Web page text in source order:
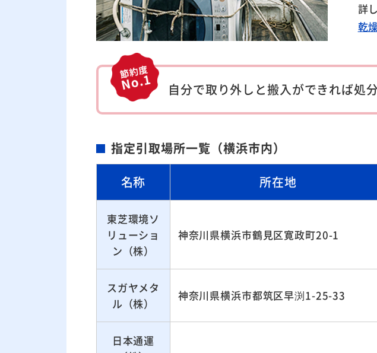
詳
乾
自分で取り外しと搬入ができれば処
指定引取場所一覧（横浜市内）
名称
所在地
東芝環境ソ
リューショ
ン（株）
神奈川県横浜市鶴見区寛政町20-1
スガヤメタ
ル（株）
神奈川県横浜市都筑区早渕1-25-33
日本通運